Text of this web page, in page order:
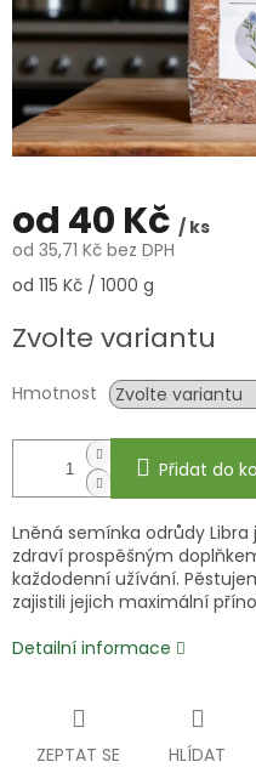
od 40 Kč / ks
od 35,71 Kč bez DPH
Měrná
od 115 Kč / 1000 g
Zvolte variantu
Hmotnost
Přidat do
Lněná semínka odrůdy
zdraví prospěšným
každodenní užívání.
zajistili jejich maximální
Detailní informace
ZEPTAT SE HLÍDAT